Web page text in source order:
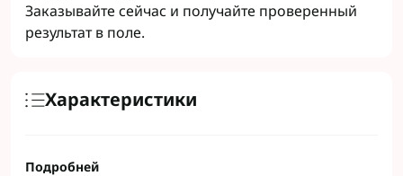
Заказывайте сейчас и получайте проверенный
результат в поле.
Характеристики
Подробней